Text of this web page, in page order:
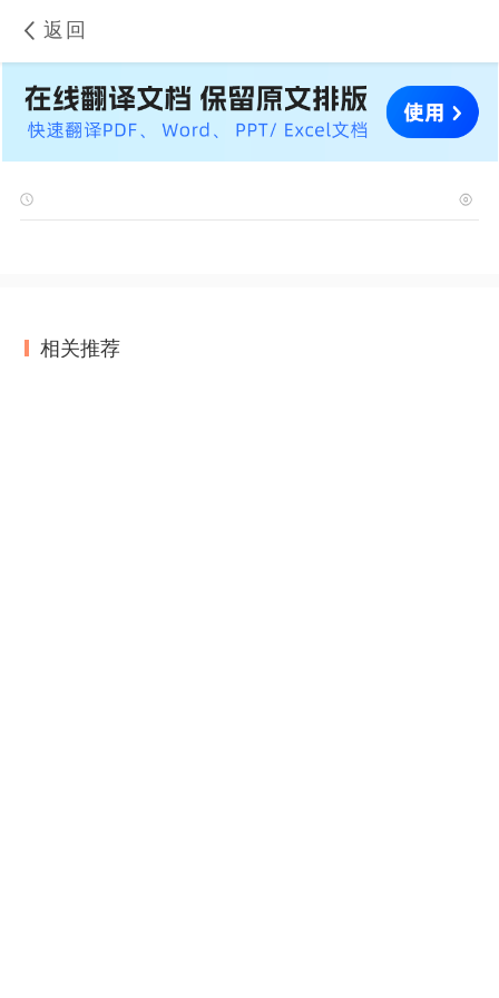
返回
相关推荐